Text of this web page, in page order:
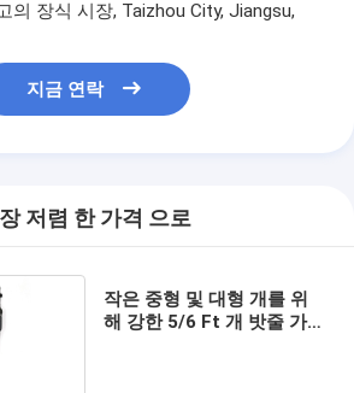
의 장식 시장, Taizhou City, Jiangsu,
지금 연락
저렴 한 가격 으로
작은 중형 및 대형 개를 위
해 강한 5/6 Ft 개 밧줄 가